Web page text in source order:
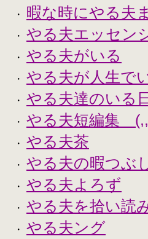
・ 暇な時にやる夫
・ やる夫エッセン
・ やる夫がいる
・ やる夫が人生で
・ やる夫達のいる
・ やる夫短編集
・ やる夫茶
・ やる夫の暇つぶ
・ やる夫よろず
・ やる夫を拾い読
・ やる夫ング